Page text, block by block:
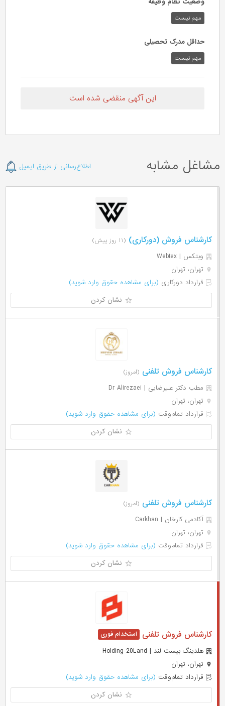
مهم‌ نیست
حداقل مدرک تحصیلی
مهم نیست
این آگهی منقضی شده است
مشاغل مشابه اطلاع‌رسانی از طریق ایمیل
کارشناس فروش (دورکاری) (۱۱ روز پیش)
وبتکس | Webtex
تهران، تهران
قرارداد دورکاری (برای مشاهده حقوق وارد شوید)
نشان کردن
کارشناس فروش تلفنی (امروز)
مطب دكتر عليرضایی | Dr Alirezaei
تهران، تهران
قرارداد تمام‌وقت (برای مشاهده حقوق وارد شوید)
نشان کردن
کارشناس فروش تلفنی (امروز)
آکادمی کارخان | Carkhan
تهران، تهران
قرارداد تمام‌وقت (برای مشاهده حقوق وارد شوید)
نشان کردن
کارشناس فروش تلفنی
هلدینگ بیست لند | Holding 20Land
تهران، تهران
قرارداد تمام‌وقت (برای مشاهده حقوق وارد شوید)
نشان کردن